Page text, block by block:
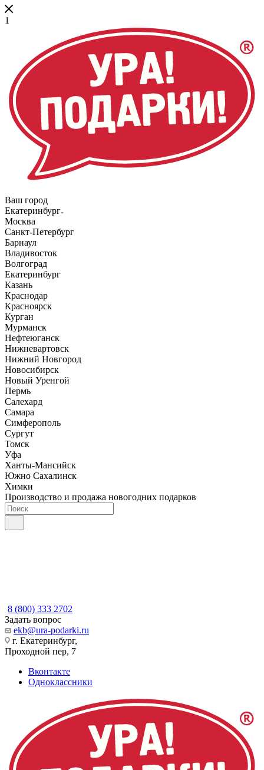
1
Ваш город
Екатеринбург
Москва
Санкт-Петербург
Барнаул
Владивосток
Волгоград
Екатеринбург
Казань
Краснодар
Красноярск
Курган
Мурманск
Нефтеюганск
Нижневартовск
Нижний Новгород
Новосибирск
Новый Уренгой
Пермь
Салехард
Самара
Симферополь
Сургут
Томск
Уфа
Ханты-Мансийск
Южно Сахалинск
Химки
Производство и продажа новогодних подарков
8 (800) 333 2702
Задать вопрос
ekb@ura-podarki.ru
г. Екатеринбург,
Проходной пер, 7
Вконтакте
Одноклассники